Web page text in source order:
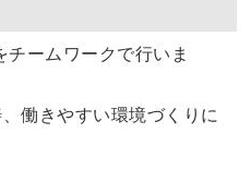
ームワークで行いま
働きやすい環境づくりに